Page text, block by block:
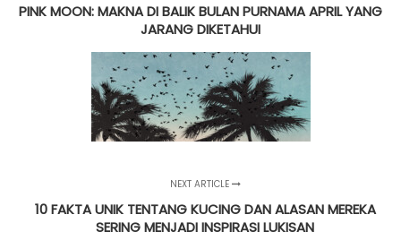
PINK MOON: MAKNA DI BALIK BULAN PURNAMA APRIL YANG
JARANG DIKETAHUI
NEXT ARTICLE
10 FAKTA UNIK TENTANG KUCING DAN ALASAN MEREKA
SERING MENJADI INSPIRASI LUKISAN